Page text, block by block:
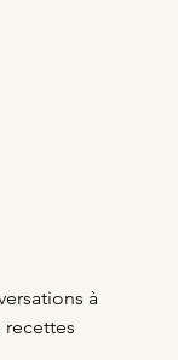
à
recettes